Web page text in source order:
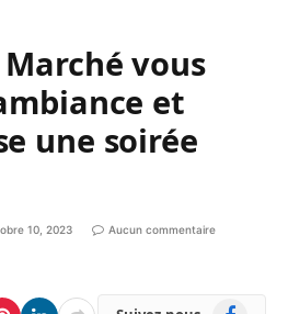
vous
et
une soirée
10, 2023 Aucun commentaire
Facebook